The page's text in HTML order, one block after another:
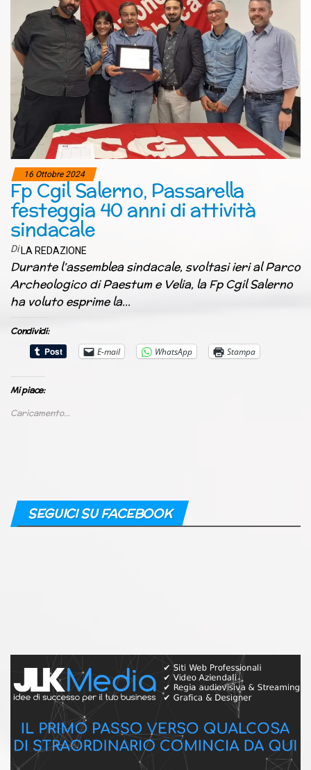
16 Ottobre 2024
Fp Cgil Salerno, Passarella
festeggia 40 anni di attività
sindacale
Di LA REDAZIONE
Durante l’assemblea sindacale, svoltasi ieri al Parco
Archeologico di Paestum e Velia, la Fp Cgil Salerno
ha voluto esprime la…
Condividi:
E-mail
WhatsApp Stampa
Mi piace:
Caricamento...
SEGUICI SU FACEBOOK